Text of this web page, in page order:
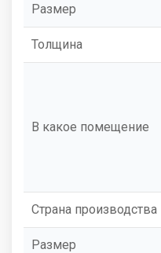
Размер
Толщина
В какое помещение
Страна производства
Размер